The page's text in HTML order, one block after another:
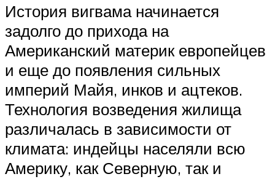
История вигвама начинается
задолго до прихода на
Американский материк европейцев
и еще до появления сильных
империй Майя, инков и ацтеков.
Технология возведения жилища
различалась в зависимости от
климата: индейцы населяли всю
Америку, как Северную, так и